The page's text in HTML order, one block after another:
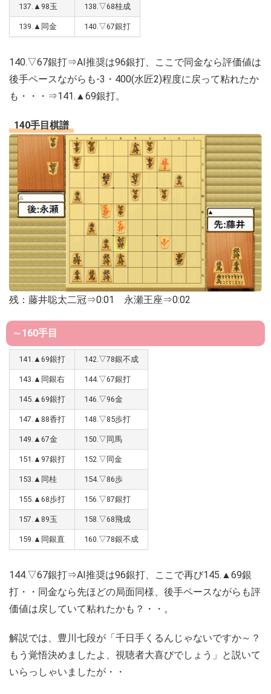
137.▲98玉 138.▽68桂成
139.▲同金 140.▽67銀打
140.▽67銀打⇒AI推奨は96銀打、ここで同金なら評価値は
後手ペースながらも-3・400(水匠2)程度に戻って粘れたか
も・・・⇒141.▲69銀打。
140手目棋譜
残：藤井聡太二冠⇒0:01 永瀬王座⇒0:02
～160手目
141.▲69銀打 142.▽78銀不成
143.▲同銀右 144.▽67銀打
145.▲69銀打 146.▽96金
147.▲88香打 148.▽85歩打
149.▲67金 150.▽同馬
151.▲97銀打 152.▽同金
153.▲同桂 154.▽86歩
155.▲68歩打 156.▽87銀打
157.▲89玉 158.▽68飛成
159.▲同銀直 160.▽78銀不成
144.▽67銀打⇒AI推奨は96銀打、ここで再び145.▲69銀
打・・同金なら先ほどの局面同様、後手ペースながらも評
価値は戻していて粘れたかも？・・。
解説では、豊川七段が「千日手くるんじゃないですか～？
もう覚悟決めましたよ、視聴者大喜びでしょう」と説いて
いらっしゃいましたが・・